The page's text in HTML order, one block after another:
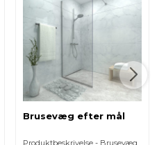
Brusevæg efter mål